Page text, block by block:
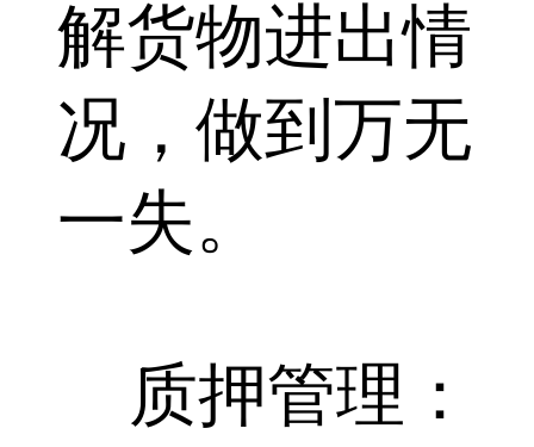
解货物进出情
况，做到万无
一失。
质押管理：